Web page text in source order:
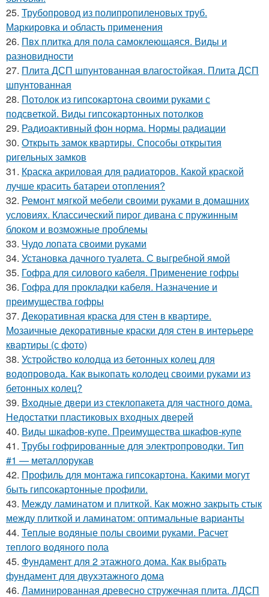
25. Трубопровод из полипропиленовых труб.
Маркировка и область применения
26. Пвх плитка для пола самоклеющаяся. Виды и
разновидности
27. Плита ДСП шпунтованная влагостойкая. Плита ДСП
шпунтованная
28. Потолок из гипсокартона своими руками с
подсветкой. Виды гипсокартонных потолков
29. Радиоактивный фон норма. Нормы радиации
30. Открыть замок квартиры. Способы открытия
ригельных замков
31. Краска акриловая для радиаторов. Какой краской
лучше красить батареи отопления?
32. Ремонт мягкой мебели своими руками в домашних
условиях. Классический пирог дивана с пружинным
блоком и возможные проблемы
33. Чудо лопата своими руками
34. Установка дачного туалета. С выгребной ямой
35. Гофра для силового кабеля. Применение гофры
36. Гофра для прокладки кабеля. Назначение и
преимущества гофры
37. Декоративная краска для стен в квартире.
Мозаичные декоративные краски для стен в интерьере
квартиры (с фото)
38. Устройство колодца из бетонных колец для
водопровода. Как выкопать колодец своими руками из
бетонных колец?
39. Входные двери из стеклопакета для частного дома.
Недостатки пластиковых входных дверей
40. Виды шкафов-купе. Преимущества шкафов-купе
41. Трубы гофрированные для электропроводки. Тип
#1 — металлорукав
42. Профиль для монтажа гипсокартона. Какими могут
быть гипсокартонные профили.
43. Между ламинатом и плиткой. Как можно закрыть стык
между плиткой и ламинатом: оптимальные варианты
44. Теплые водяные полы своими руками. Расчет
теплого водяного пола
45. Фундамент для 2 этажного дома. Как выбрать
фундамент для двухэтажного дома
46. Ламинированная древесно стружечная плита. ЛДСП